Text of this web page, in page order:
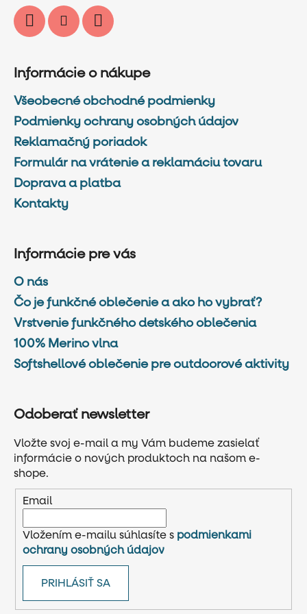
Informácie o nákupe
Všeobecné obchodné podmienky
Podmienky ochrany osobných údajov
Reklamačný poriadok
Formulár na vrátenie a reklamáciu tovaru
Doprava a platba
Kontakty
Informácie pre vás
O nás
Čo je funkčné oblečenie a ako ho vybrať?
Vrstvenie funkčného detského oblečenia
100% Merino vlna
Softshellové oblečenie pre outdoorové aktivity
Odoberať newsletter
Vložte svoj e-mail a my Vám budeme zasielať
informácie o nových produktoch na našom e-
shope.
Email
Vložením e-mailu súhlasíte s podmienkami
ochrany osobných údajov
PRIHLÁSIŤ SA